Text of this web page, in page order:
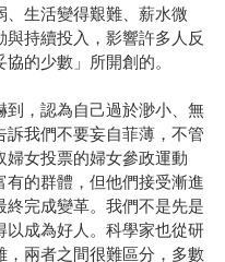
生活變得艱難、薪水微
持續投入，影響許多人反
的少數」所開創的。
到，認為自己過於渺小、無
我們不要妄自菲薄，不管
婦女投票的婦女參政運動
的群體，但他們接受漸進
完成變革。我們不是先是
以成為好人。科學家也從研
，兩者之間很難區分，多數